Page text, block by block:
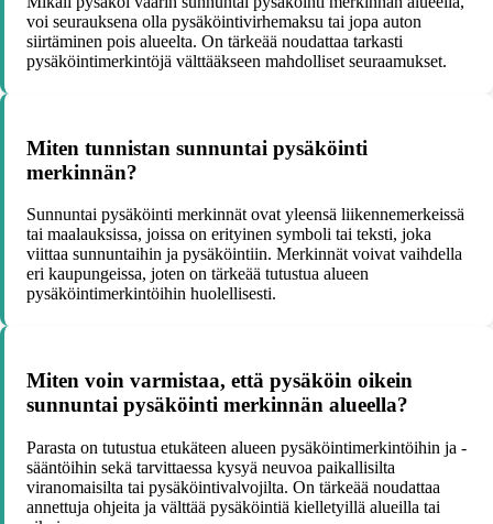
voi seurauksena olla pysäköintivirhemaksu tai jopa auton
siirtäminen pois alueelta. On tärkeää noudattaa tarkasti
pysäköintimerkintöjä välttääkseen mahdolliset seuraamukset.
Miten tunnistan sunnuntai pysäköinti
merkinnän?
Sunnuntai pysäköinti merkinnät ovat yleensä liikennemerkeissä
tai maalauksissa, joissa on erityinen symboli tai teksti, joka
viittaa sunnuntaihin ja pysäköintiin. Merkinnät voivat vaihdella
eri kaupungeissa, joten on tärkeää tutustua alueen
pysäköintimerkintöihin huolellisesti.
Miten voin varmistaa, että pysäköin oikein
sunnuntai pysäköinti merkinnän alueella?
Parasta on tutustua etukäteen alueen pysäköintimerkintöihin ja -
sääntöihin sekä tarvittaessa kysyä neuvoa paikallisilta
viranomaisilta tai pysäköintivalvojilta. On tärkeää noudattaa
annettuja ohjeita ja välttää pysäköintiä kielletyillä alueilla tai